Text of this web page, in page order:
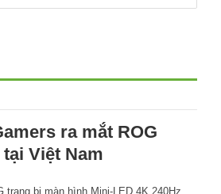
ra mắt ROG
Việt Nam
trang bị màn hình Mini-LED 4K 240Hz,